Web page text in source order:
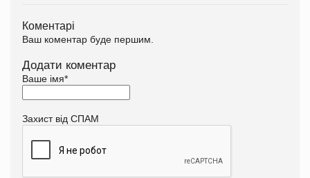
Коментарі
Ваш коментар буде першим.
Додати коментар
Ваше імя*
Захист від СПАМ